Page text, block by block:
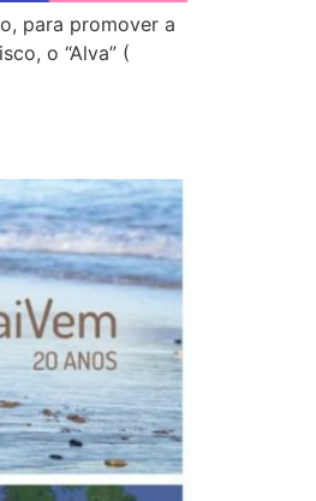
para promover a
o “Alva” (